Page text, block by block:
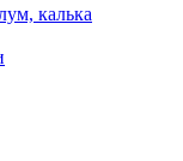
калька